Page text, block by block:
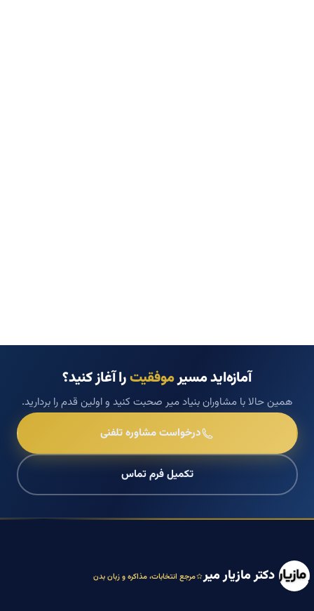
آمازه‌اید مسیرموفقیترا آغاز کنید؟
همین حالا با مشاوران بنیاد میر صحبت کنید و اولین قدم را بردارید.
درخواست مشاوره تلفنی
تکمیل فرم تماس
دکتر مازیار میر مرجع انتخابات، مذاکره و زبان بدن